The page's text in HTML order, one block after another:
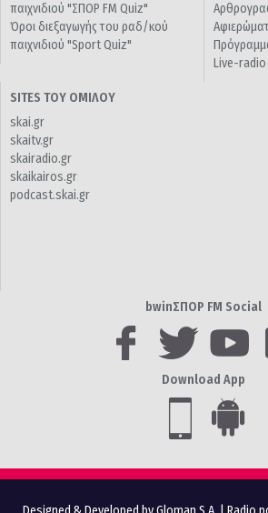
παιχνιδιού "ΣΠΟΡ FM Quiz"
Όροι διεξαγωγής του ραδ/κού
παιχνιδιού "Sport Quiz"
Live-radio
SITES ΤΟΥ ΟΜΙΛΟΥ
skai.gr
skaitv.gr
skairadio.gr
skaikairos.gr
podcast.skai.gr
bwinΣΠΟΡ FM Social
Download App